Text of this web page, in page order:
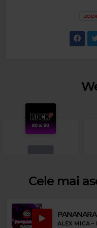
ZODII
Rock 80s & 90s
AEROSMITH CRYIN'
Cele mai
ALEX MICA –